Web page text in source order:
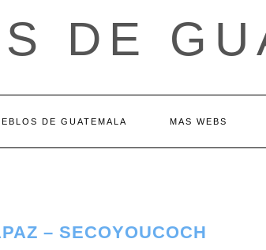
DE
DE GUATEMALA MAS WEBS
– SECOYOUCOCH